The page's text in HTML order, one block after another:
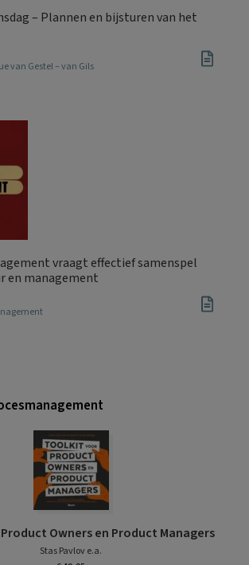
– Plannen en bijsturen van het
van Gestel – van Gils
vraagt effectief samenspel
en management
Owners en Product Managers
Stas Pavlov e.a.